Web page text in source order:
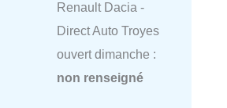
Renault Dacia -
Direct Auto Troyes
ouvert dimanche :
non renseigné